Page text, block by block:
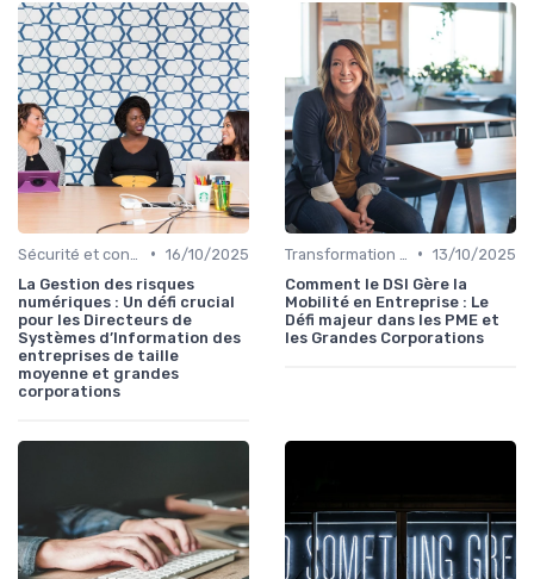
• 16/10/2025
La Gestion des risques
numériques : Un défi crucial
pour les Directeurs de
Systèmes d’Information des
entreprises de taille
moyenne et grandes
corporations
• 13/10/2025
Comment le DSI Gère la
Mobilité en Entreprise : Le
Défi majeur dans les PME et
les Grandes Corporations